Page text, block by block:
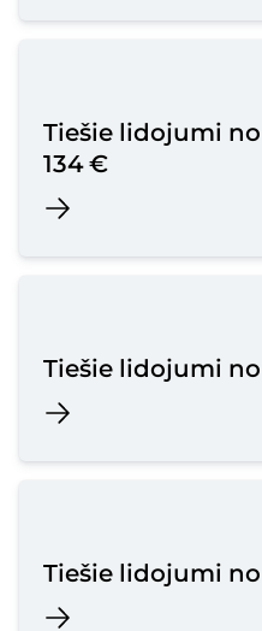
Tiešie lidojumi no
134 €
Tiešie lidojumi no
Tiešie lidojumi no